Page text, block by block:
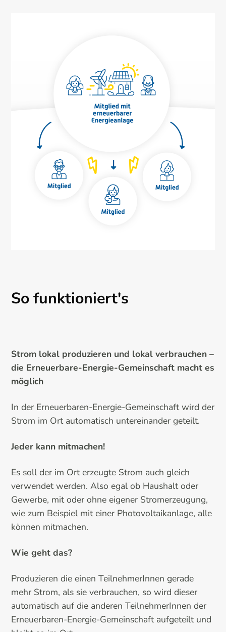
So funktioniert's
Strom lokal produzieren und lokal verbrauchen –
die Erneuerbare-Energie-Gemeinschaft macht es
möglich
In der Erneuerbaren-Energie-Gemeinschaft wird der
Strom im Ort automatisch untereinander geteilt.
Jeder kann mitmachen!
Es soll der im Ort erzeugte Strom auch gleich
verwendet werden. Also egal ob Haushalt oder
Gewerbe, mit oder ohne eigener Stromerzeugung,
wie zum Beispiel mit einer Photovoltaikanlage, alle
können mitmachen.
Wie geht das?
Produzieren die einen TeilnehmerInnen gerade
mehr Strom, als sie verbrauchen, so wird dieser
automatisch auf die anderen TeilnehmerInnen der
Erneuerbaren-Energie-Gemeinschaft aufgeteilt und